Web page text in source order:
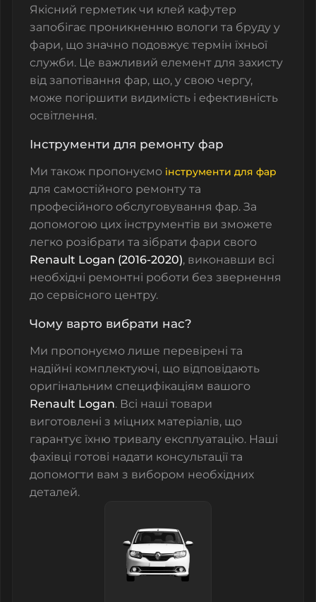
Якісний герметик чи клей кафутер
запобігає проникненню вологи та бруду у
фари, що значно подовжує термін їхньої
служби. Це важливий елемент для захисту
від запотівання фар, що, у свою чергу,
може погіршити видимість і ефективність
освітлення.
Інструменти для ремонту фар
Ми також пропонуємо інструменти для фар
для самостійного ремонту та
професійного обслуговування фар. За
допомогою цих інструментів ви зможете
легко розібрати та зібрати фари свого
Renault Logan (2016-2020), виконавши всі
необхідні ремонтні роботи без звернення
до сервісного центру.
Чому варто вибрати нас?
Ми пропонуємо лише перевірені та
надійні комплектуючі, що відповідають
оригінальним специфікаціям вашого
Renault Logan. Всі наші товари
виготовлені з міцних матеріалів, що
гарантує їхню тривалу експлуатацію. Наші
фахівці готові надати консультації та
допомогти вам з вибором необхідних
деталей.